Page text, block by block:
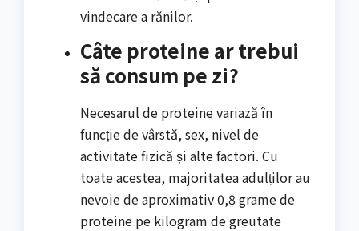
vindecare a rănilor.
Câte proteine ar trebui
să consum pe zi?
Necesarul de proteine variază în
funcție de vârstă, sex, nivel de
activitate fizică și alte factori. Cu
toate acestea, majoritatea adulților au
nevoie de aproximativ 0,8 grame de
proteine pe kilogram de greutate